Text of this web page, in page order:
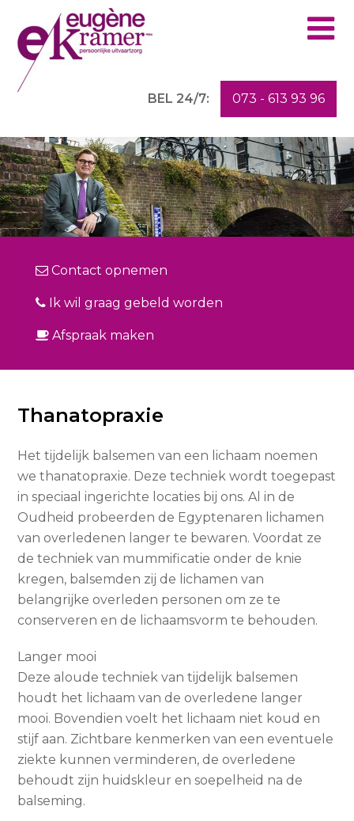
BEL 24/7: 073 - 613 93 96
Contact opnemen
Ik wil graag gebeld worden
Afspraak maken
Thanatopraxie
Het tijdelijk balsemen van een lichaam noemen
we thanatopraxie. Deze techniek wordt toegepast
in speciaal ingerichte locaties bij ons. Al in de
Oudheid probeerden de Egyptenaren lichamen
van overledenen langer te bewaren. Voordat ze
de techniek van mummificatie onder de knie
kregen, balsemden zij de lichamen van
belangrijke overleden personen om ze te
conserveren en de lichaamsvorm te behouden.
Langer mooi
Deze aloude techniek van tijdelijk balsemen
houdt het lichaam van de overledene langer
mooi. Bovendien voelt het lichaam niet koud en
stijf aan. Zichtbare kenmerken van een eventuele
ziekte kunnen verminderen, de overledene
behoudt zijn huidskleur en soepelheid na de
balseming.